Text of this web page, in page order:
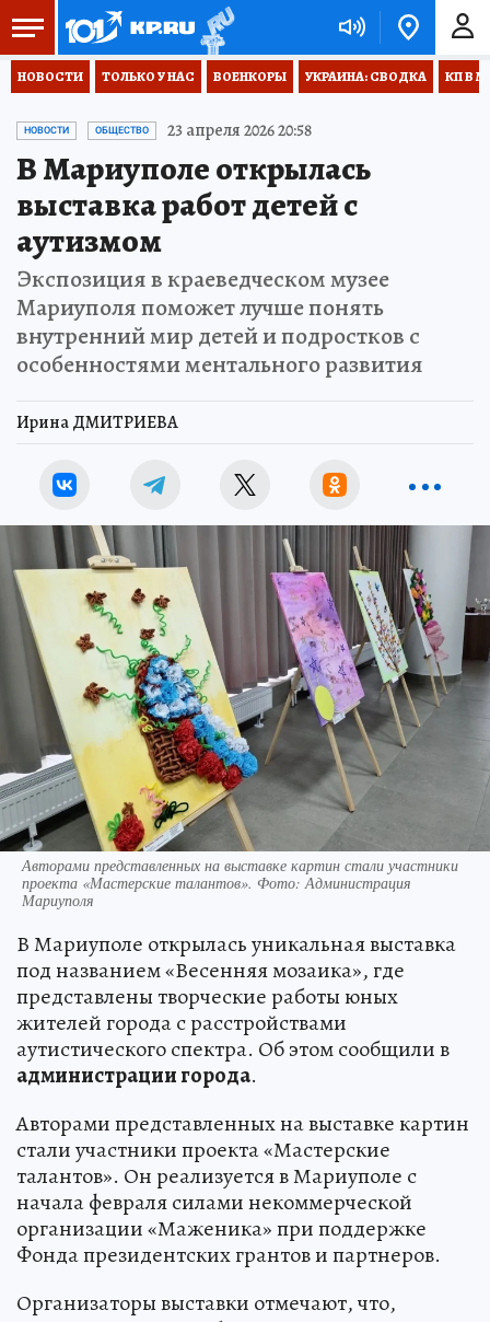
НОВОСТИ ТОЛЬКО У НАС ВОЕНКОРЫ УКРАИНА: СВОДКА КП В
НОВОСТИ ОБЩЕСТВО 23 апреля 2026 20:58
В Мариуполе открылась
выставка работ детей с
аутизмом
Экспозиция в краеведческом музее
Мариуполя поможет лучше понять
внутренний мир детей и подростков с
особенностями ментального развития
Ирина ДМИТРИЕВА
Авторами представленных на выставке картин стали участники
проекта «Мастерские талантов». Фото: Администрация
Мариуполя
В Мариуполе открылась уникальная выставка
под названием «Весенняя мозаика», где
представлены творческие работы юных
жителей города с расстройствами
аутистического спектра. Об этом сообщили в
администрации города.
Авторами представленных на выставке картин
стали участники проекта «Мастерские
талантов». Он реализуется в Мариуполе с
начала февраля силами некоммерческой
организации «Маженика» при поддержке
Фонда президентских грантов и партнеров.
Организаторы выставки отмечают, что,